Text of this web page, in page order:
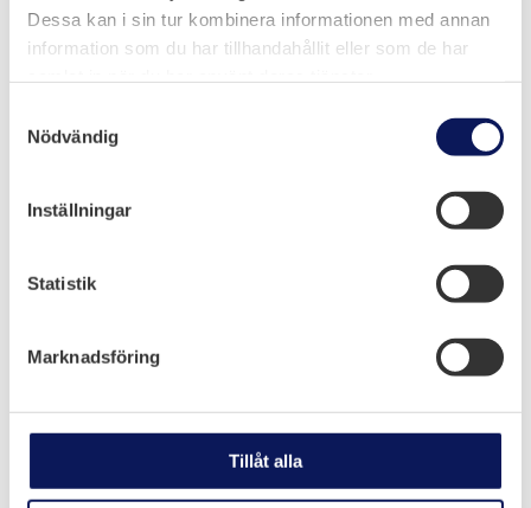
Dessa kan i sin tur kombinera informationen med annan
information som du har tillhandahållit eller som de har
Nödvändig
Inställningar
Statistik
Marknadsföring
Tillåt alla
Melloff Bygg AB
Navigation
Tjänster